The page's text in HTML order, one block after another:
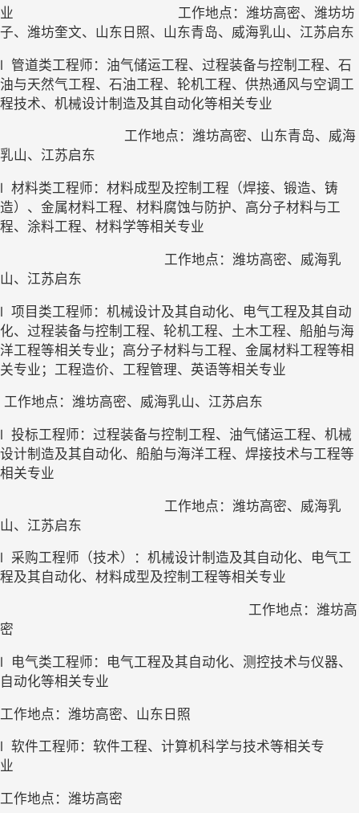
业                                         工作地点：潍坊高密、潍坊坊
子、潍坊奎文、山东日照、山东青岛、威海乳山、江苏启东
l 管道类工程师：油气储运工程、过程装备与控制工程、石
油与天然气工程、石油工程、轮机工程、供热通风与空调工
程技术、机械设计制造及其自动化等相关专业
工作地点：潍坊高密、山东青岛、威海
乳山、江苏启东
l 材料类工程师：材料成型及控制工程（焊接、锻造、铸
造）、金属材料工程、材料腐蚀与防护、高分子材料与工
程、涂料工程、材料学等相关专业
工作地点：潍坊高密、威海乳
山、江苏启东
l 项目类工程师：机械设计及其自动化、电气工程及其自动
化、过程装备与控制工程、轮机工程、土木工程、船舶与海
洋工程等相关专业；高分子材料与工程、金属材料工程等相
关专业；工程造价、工程管理、英语等相关专业
工作地点：潍坊高密、威海乳山、江苏启东
l 投标工程师：过程装备与控制工程、油气储运工程、机械
设计制造及其自动化、船舶与海洋工程、焊接技术与工程等
相关专业
工作地点：潍坊高密、威海乳
山、江苏启东
l 采购工程师（技术）：机械设计制造及其自动化、电气工
程及其自动化、材料成型及控制工程等相关专业
工作地点：潍坊高
密
l
电气类工程师：电气工程及其自动化、测控技术与仪器、
自动化等相关专业
工作地点：潍坊高密、山东日照
l 软件工程师：软件工程、计算机科学与技术等相关专
业
工作地点：潍坊高密